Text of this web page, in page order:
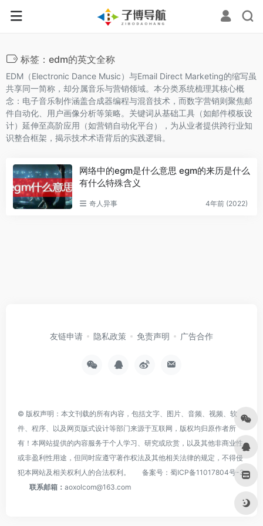
标签：edm的英文全称
EDM（Electronic Dance Music）与Email Direct Marketing的缩写虽
共享同一简称，却分属音乐与营销领域。本分类系统梳理其核心概
念：电子音乐制作涵盖合成器编程与混音技术，而数字营销则聚焦邮
件自动化、用户画像分析等策略。关键词从基础工具（如邮件模板设
计）延伸至高阶应用（如营销自动化平台），为从业者提供跨行业知
识整合框架，揭示技术术语背后的实践逻辑。
网络中的egm是什么意思 egm的来历是什么
有什么特殊含义
奇人异事 4年前 (2022)
友链申请 隐私政策 免责声明 广告合作
© 版权声明：本文刊载的所有内容，包括文字、图片、音频、视频、软
件、程序、以及网页版式设计等部门来源于互联网，版权均归原作者所
有！本网站提供的内容服务于个人学习、研究或欣赏，以及其他非商业性
或非盈利性用途，但同时应遵守著作权法及其他相关法律的规定，不得侵
犯本网站及相关权利人的合法权利。
备案号： 蜀ICP备11017804号-3
联系邮箱： aoxolcom@163.com